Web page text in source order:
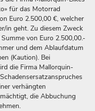
für das Motorrad
Euro 2.500,00 €, welcher
in geht. Zu diesem Zweck
von Euro 2.500,00.-
und dem Ablaufdatum
(Kaution). Bei
die Firma Mallorquin-
verhängten
die Abbuchung